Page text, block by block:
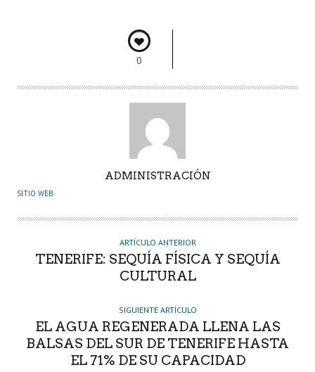
0
U
O
ADMINISTRACIÓN
SITIO WEB
ARTÍCULO ANTERIOR
TENERIFE: SEQUÍA FÍSICA Y SEQUÍA
CULTURAL
SIGUIENTE ARTÍCULO
EL AGUA REGENERADA LLENA LAS
BALSAS DEL SUR DE TENERIFE HASTA
EL 71% DE SU CAPACIDAD